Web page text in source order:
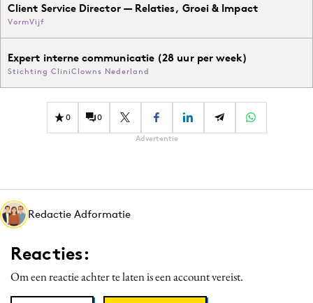
Client Service Director — Relaties, Groei & Impact
VormVijf
Expert interne communicatie (28 uur per week)
Stichting CliniClowns Nederland
0 0
Advertentie
Redactie Adformatie
Reacties:
Om een reactie achter te laten is een account vereist.